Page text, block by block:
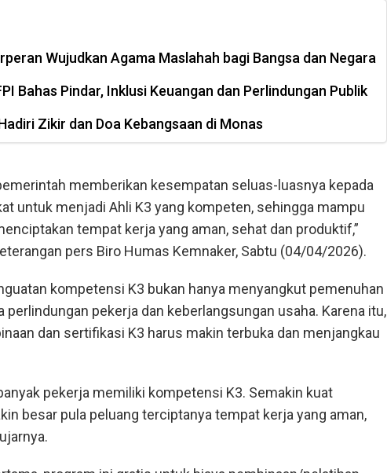
Wujudkan Agama Maslahah bagi Bangsa dan Negara
Bahas Pindar, Inklusi Keuangan dan Perlindungan Publik
Zikir dan Doa Kebangsaan di Monas
memberikan kesempatan seluas-luasnya kepada
untuk menjadi Ahli K3 yang kompeten, sehingga mampu
tempat kerja yang aman, sehat dan produktif,”
pers Biro Humas Kemnaker, Sabtu (04/04/2026).
kompetensi K3 bukan hanya menyangkut pemenuhan
perlindungan pekerja dan keberlangsungan usaha. Karena itu,
dan sertifikasi K3 harus makin terbuka dan menjangkau
pekerja memiliki kompetensi K3. Semakin kuat
besar pula peluang terciptanya tempat kerja yang aman,